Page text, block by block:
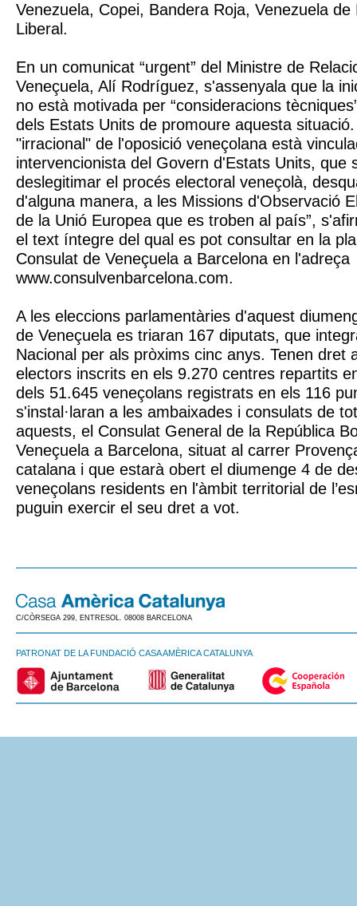
Venezuela, Copei, Bandera Roja, Venezuela
Liberal.
En un comunicat “urgent” del Ministre de
Veneçuela, Alí Rodríguez, s'assenyala que la
no està motivada per “consideracions
dels Estats Units de promoure aquesta situació.
"irracional" de l'oposició veneçolana està
intervencionista del Govern d'Estats Units, que
deslegitimar el procés electoral veneçolà,
d'alguna manera, a les Missions d'Observació
de la Unió Europea que es troben al país”,
el text íntegre del qual es pot consultar en la
Consulat de Veneçuela a Barcelona en l'adreça
www.consulvenbarcelona.com.
A les eleccions parlamentàries d'aquest
de Veneçuela es triaran 167 diputats, que
Nacional per als pròxims cinc anys. Tenen dret
electors inscrits en els 9.270 centres repartits
dels 51.645 veneçolans registrats en els 116
s'instal·laran a les ambaixades i consulats de
aquests, el Consulat General de la República
Veneçuela a Barcelona, situat al carrer
catalana i que estarà obert el diumenge 4 de
veneçolans residents en l'àmbit territorial de
puguin exercir el seu dret a vot.
C/CÒRSEGA 299, ENTRESOL. 08008 BARCELONA
PATRONAT DE LA FUNDACIÓ CASA AMÈRICA CATALUNYA